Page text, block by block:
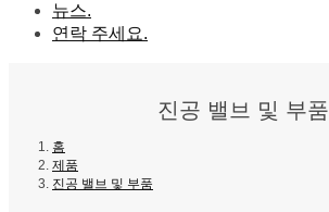
뉴스.
연락 주세요.
진공 밸브 및 부품
홈
제품
진공 밸브 및 부품